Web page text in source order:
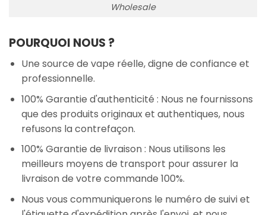
Wholesale
POURQUOI NOUS ?
Une source de vape réelle, digne de confiance et
professionnelle.
100% Garantie d'authenticité : Nous ne fournissons
que des produits originaux et authentiques, nous
refusons la contrefaçon.
100% Garantie de livraison : Nous utilisons les
meilleurs moyens de transport pour assurer la
livraison de votre commande 100%.
Nous vous communiquerons le numéro de suivi et